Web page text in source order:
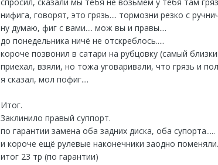
спросил, сказали мы тебя не возьмём у тебя там
нифига, говорят, это грязь.... тормозни резко с
ну думаю, фиг с вами.... мож вы и правы....
до понедельника ничё не отскреблось.....
короче позвонил в сатари на рубцовку (самый
приехал, взяли, но тожа уговаривали, что грязь и
я сказал, мол пофиг....
Итог.
Заклинило правый суппорт.
по гарантии замена оба задних диска, оба супорта.....
и короче ещё рулевые наконечники заодно
итог 23 тр (по гарантии)